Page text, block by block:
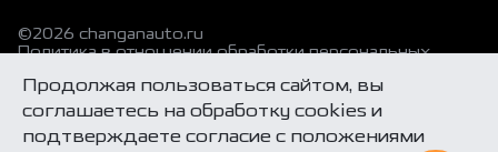
©2026 changanauto.ru
Политика в отношении обработки персональных
Политика конфиденциальности
Согласие на обработку персональных данных
Соглашение об использовании cookie-файлов
Продолжая пользоваться сайтом, вы
соглашаетесь на обработку cookies и
подтверждаете согласие с положениями